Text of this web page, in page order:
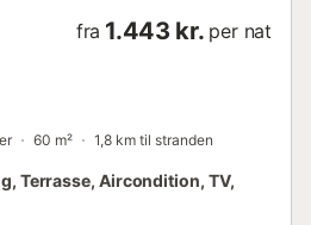
fra 1.443 kr. per nat
60 m² 1,8 km til stranden
Terrasse, Aircondition, TV,